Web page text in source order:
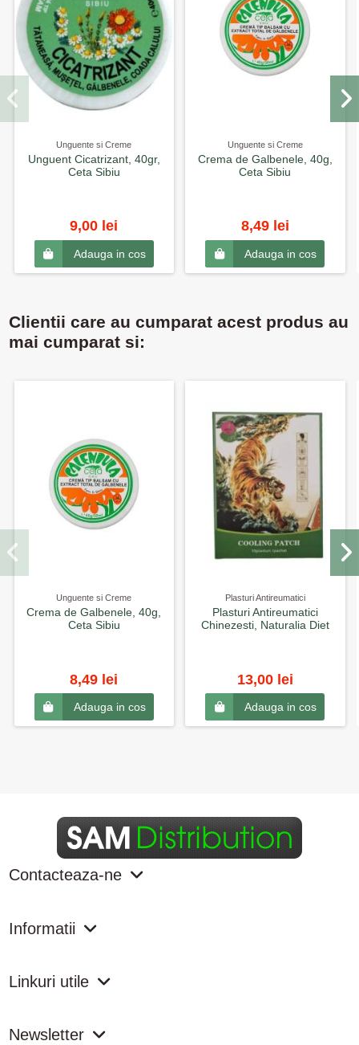
Unguente si Creme
Unguent Cicatrizant, 40gr,
Ceta Sibiu
9,00 lei
Adauga in cos
Unguente si Creme
Crema de Galbenele, 40g,
Ceta Sibiu
8,49 lei
Adauga in cos
Clientii care au cumparat acest produs au
mai cumparat si:
Unguente si Creme
Crema de Galbenele, 40g,
Ceta Sibiu
8,49 lei
Adauga in cos
Plasturi Antireumatici
Plasturi Antireumatici
Chinezesti, Naturalia Diet
13,00 lei
Adauga in cos
Contacteaza-ne
Informatii
Linkuri utile
Newsletter